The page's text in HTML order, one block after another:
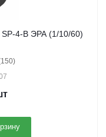
SP-4-B ЭРА (1/10/60)